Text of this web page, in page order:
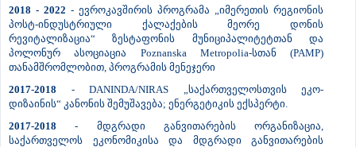
2018 - 2022 - ევროკავშირის პროგრამა „იმერეთის რეგიონის
პოსტ-ინდუსტრიული ქალაქების მეორე დონის
რევიტალიზაცია“ ზესტაფონის მუნიციპალიტეტთან და
პოლონურ ასოციაცია Poznanska Metropolia-სთან (PAMP)
თანამშრომლობით, პროგრამის მენეჯერი
2017-2018 - DANINDA/NIRAS „საქართველოსთვის ეკო-
დიზაინის“ კანონის შემუშავება; ენერგეტიკის ექსპერტი.
2017-2018 - მდგრადი განვითარების ორგანიზაცია,
საქართველოს ეკონომიკისა და მდგრადი განვითარების